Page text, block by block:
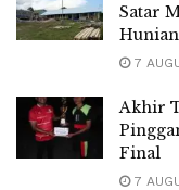
Satar
Hunian
7
Akhir
Final
7